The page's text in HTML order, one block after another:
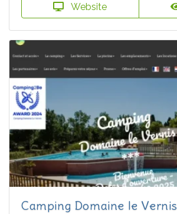
Website
Camping Domaine le Vernis